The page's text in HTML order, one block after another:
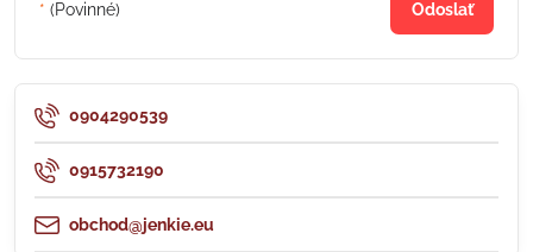
* (Povinné) Odoslať
0904290539
0915732190
obchod@jenkie.eu